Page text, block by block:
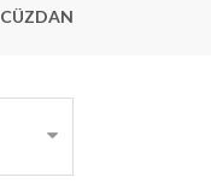
CÜZDAN